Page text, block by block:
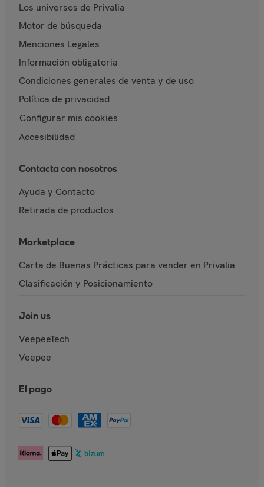
Los universos de Privalia
Motor de búsqueda
Menciones Legales
Información obligatoria
Condiciones generales de venta y de uso
Política de privacidad
Configurar mis cookies
Accesibilidad
Contacta con nosotros
Ayuda y Contacto
Retirada de productos
Marketplace
Carta de Buenas Prácticas para vender en Privalia
Clasificación y Posicionamiento
Join us
VeepeeTech
Veepee
El pago